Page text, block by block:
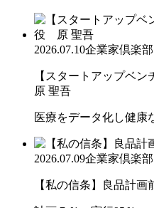
2026.07.10企業家倶楽
【スタートアップベ
原 聖吾
医療をデータ化し健康
2026.07.09企業家倶楽
【私の信条】良品計